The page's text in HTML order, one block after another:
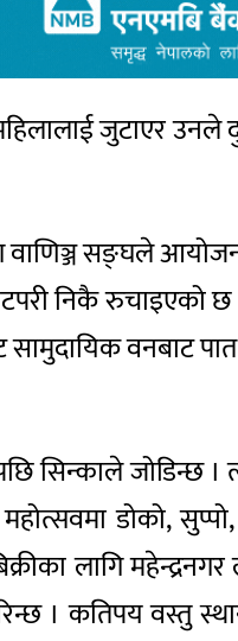
जुटाएर उनले
वाणिञ्ज सङ्घले
निकै रुचाइएको
सामुदायिक वनबाट
सिन्काले जोडिन्छ
डोको,
लागि
। कतिपय वस्तु